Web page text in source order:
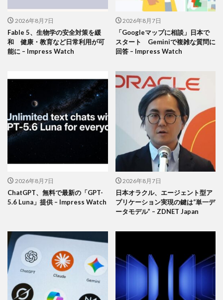
2026年8月7日
Fable 5、生物学の安全対策を緩
和 健康・教育など日常利用が可
能に – Impress Watch
2026年8月7日
「Googleマップに相談」日本で
スタート Geminiで複雑な質問に
回答 – Impress Watch
2026年8月7日
ChatGPT、無料で最新の「GPT-
5.6 Luna」提供 – Impress Watch
2026年8月7日
日本オラクル、エージェント型ア
プリケーション実現の鍵は“単一デ
ータモデル” – ZDNET Japan